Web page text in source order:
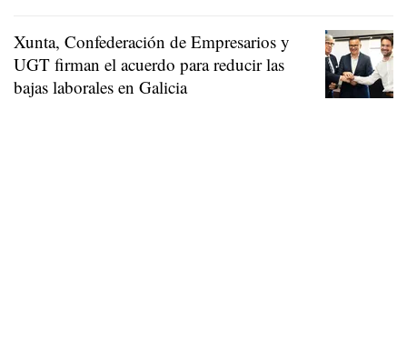
Xunta, Confederación de Empresarios y
UGT firman el acuerdo para reducir las
bajas laborales en Galicia